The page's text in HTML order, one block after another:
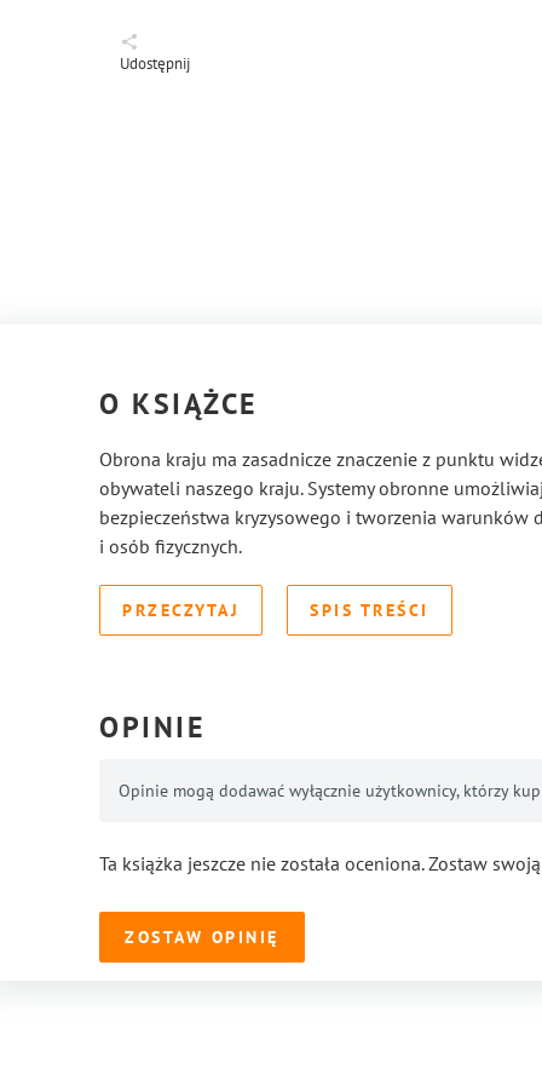
Udostępnij
O KSIĄŻCE
Obrona kraju ma zasadnicze znaczenie z punktu
obywateli naszego kraju. Systemy obronne
bezpieczeństwa kryzysowego i tworzenia
i osób fizycznych.
PRZECZYTAJ SPIS TREŚCI
OPINIE
Opinie mogą dodawać wyłącznie użytkownicy, którzy
Ta książka jeszcze nie została oceniona. Zostaw
ZOSTAW OPINIĘ